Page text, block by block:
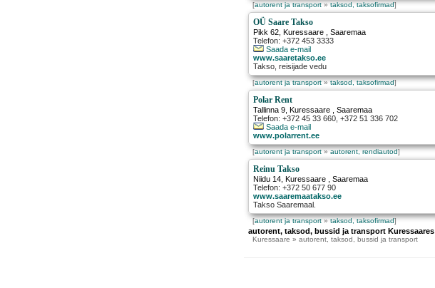
[autorent ja transport»taksod, taksofirmad]
OÜ Saare Takso
Pikk 62 Kuressaare , Saaremaa
Telefon: +372 453 3333
Saada e-mail
www.saaretakso.ee
Takso, reisijade vedu
[autorent ja transport»taksod, taksofirmad]
Polar Rent
Tallinna 9 Kuressaare , Saaremaa
Telefon: +372 45 33 660, +372 51 336 702
Saada e-mail
www.polarrent.ee
[autorent ja transport»autorent, rendiautod]
Reinu Takso
Niidu 14 Kuressaare , Saaremaa
Telefon: +372 50 677 90
www.saaremaatakso.ee
Takso Saaremaal.
[autorent ja transport»taksod, taksofirmad]
autorent, taksod, bussid ja transport Kuressaares
Kuressaare » autorent, taksod, bussid ja transport